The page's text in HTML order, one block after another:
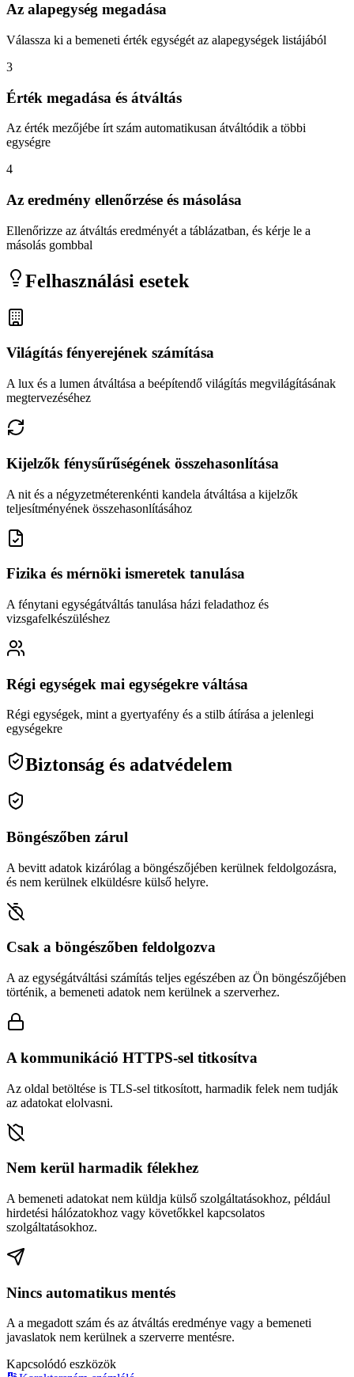
Az alapegység megadása
Válassza ki a bemeneti érték egységét az alapegységek listájából
3
Érték megadása és átváltás
Az érték mezőjébe írt szám automatikusan átváltódik a többi
egységre
4
Az eredmény ellenőrzése és másolása
Ellenőrizze az átváltás eredményét a táblázatban, és kérje le a
másolás gombbal
Felhasználási esetek
Világítás fényerejének számítása
A lux és a lumen átváltása a beépítendő világítás megvilágításának
megtervezéséhez
Kijelzők fénysűrűségének összehasonlítása
A nit és a négyzetméterenkénti kandela átváltása a kijelzők
teljesítményének összehasonlításához
Fizika és mérnöki ismeretek tanulása
A fénytani egységátváltás tanulása házi feladathoz és
vizsgafelkészüléshez
Régi egységek mai egységekre váltása
Régi egységek, mint a gyertyafény és a stilb átírása a jelenlegi
egységekre
Biztonság és adatvédelem
Böngészőben zárul
A bevitt adatok kizárólag a böngészőjében kerülnek feldolgozásra,
és nem kerülnek elküldésre külső helyre.
Csak a böngészőben feldolgozva
A az egységátváltási számítás teljes egészében az Ön böngészőjében
történik, a bemeneti adatok nem kerülnek a szerverhez.
A kommunikáció HTTPS-sel titkosítva
Az oldal betöltése is TLS-sel titkosított, harmadik felek nem tudják
az adatokat elolvasni.
Nem kerül harmadik félekhez
A bemeneti adatokat nem küldja külső szolgáltatásokhoz, például
hirdetési hálózatokhoz vagy követőkkel kapcsolatos
szolgáltatásokhoz.
Nincs automatikus mentés
A a megadott szám és az átváltás eredménye vagy a bemeneti
javaslatok nem kerülnek a szerverre mentésre.
Kapcsolódó eszközök